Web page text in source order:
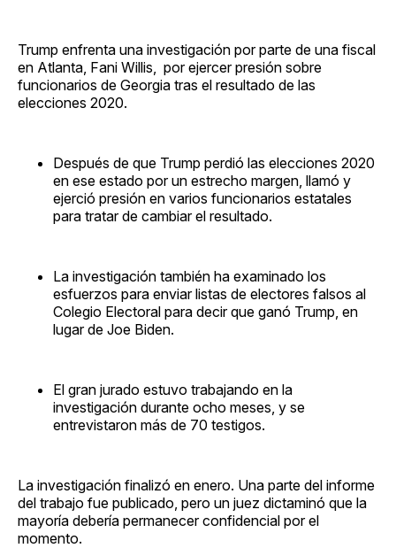
Trump enfrenta una investigación por parte de una fiscal
en Atlanta, Fani Willis, por ejercer presión sobre
funcionarios de Georgia tras el resultado de las
elecciones 2020.
Después de que Trump perdió las elecciones 2020
en ese estado por un estrecho margen, llamó y
ejerció presión en varios funcionarios estatales
para tratar de cambiar el resultado.
La investigación también ha examinado los
esfuerzos para enviar listas de electores falsos al
Colegio Electoral para decir que ganó Trump, en
lugar de Joe Biden.
El gran jurado estuvo trabajando en la
investigación durante ocho meses, y se
entrevistaron más de 70 testigos.
La investigación finalizó en enero. Una parte del informe
del trabajo fue publicado, pero un juez dictaminó que la
mayoría debería permanecer confidencial por el
momento.